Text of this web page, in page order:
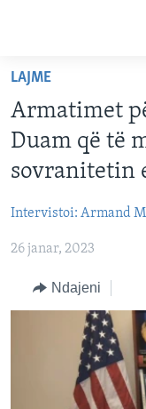
faqen
kryesore
Kalo
tek
faqja
Kalo
tek
kërkimi
AMERIKA
BOTA
MJEDISI
KULTURË
SHKENCË DHE
SHËNDETËSI
Learning English
FOLLOW US
LAJME
Armatimet
Duam që të
sovranitetin
Intervistoi: Armand
26 janar, 2023
Ndajeni